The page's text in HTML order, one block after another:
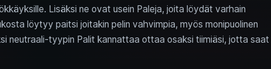
Lisäksi ne ovat usein Paleja, joita löydät varhain
löytyy paitsi joitakin pelin vahvimpia, myös monipuolinen
neutraali-tyypin Palit kannattaa ottaa osaksi tiimiäsi, jotta saat